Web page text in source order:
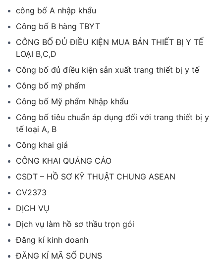
công bố A nhập khẩu
Công bố B hàng TBYT
CÔNG BỐ ĐỦ ĐIỀU KIỆN MUA BÁN THIẾT BỊ Y TẾ
LOẠI B,C,D
Công bố đủ điều kiện sản xuất trang thiết bị y tế
Công bố mỹ phẩm
Công bố Mỹ phẩm Nhập khẩu
Công bố tiêu chuẩn áp dụng đối với trang thiết bị y
tế loại A, B
Công khai giá
CÔNG KHAI QUẢNG CÁO
CSDT – HỒ SƠ KỸ THUẬT CHUNG ASEAN
CV2373
DỊCH VỤ
Dịch vụ làm hồ sơ thầu trọn gói
Đăng kí kinh doanh
ĐĂNG KÍ MÃ SỐ DUNS